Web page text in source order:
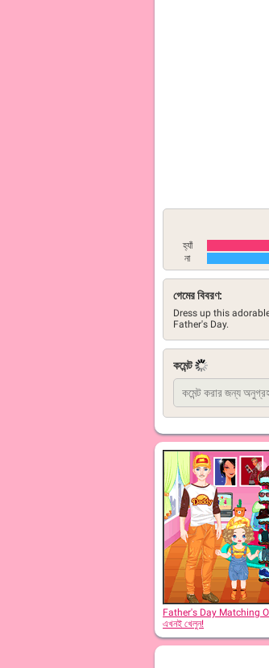
হ্যাঁ
না
গেমের বিবরণ:
Dress up this
Father's Day.
কমেন্ট
Father's Day Matching
এখনই খেলুন!